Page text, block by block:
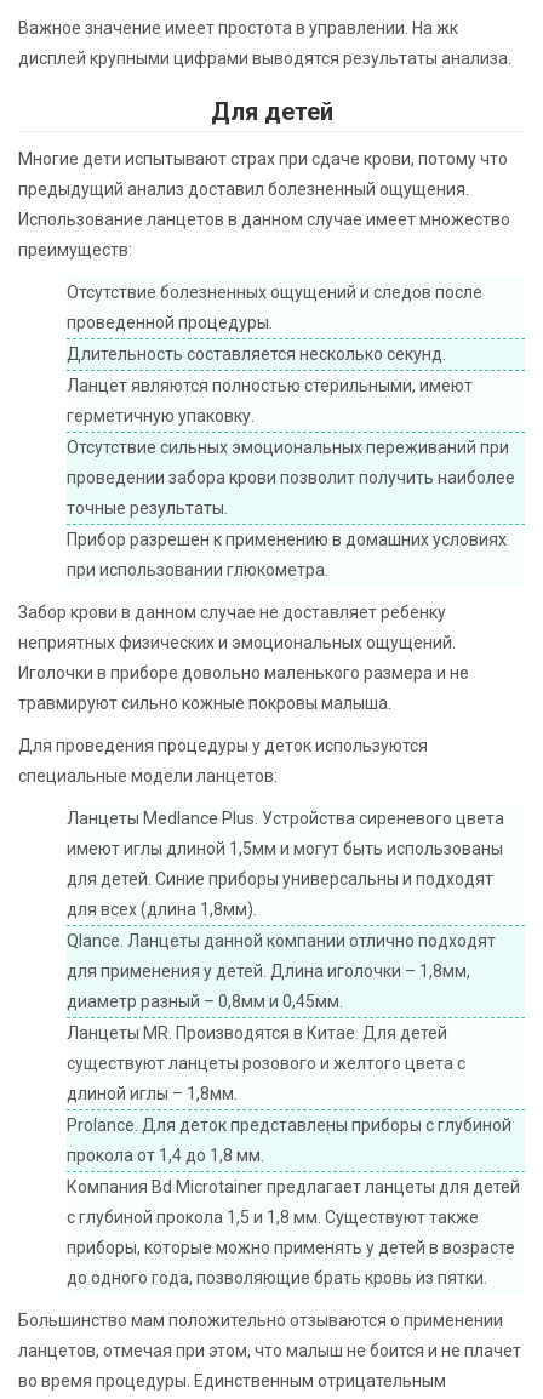
Важное значение имеет простота в управлении. На жк
дисплей крупными цифрами выводятся результаты анализа.
Для детей
Многие дети испытывают страх при сдаче крови, потому что
предыдущий анализ доставил болезненный ощущения.
Использование ланцетов в данном случае имеет множество
преимуществ:
Отсутствие болезненных ощущений и следов после
проведенной процедуры.
Длительность составляется несколько секунд.
Ланцет являются полностью стерильными, имеют
герметичную упаковку.
Отсутствие сильных эмоциональных переживаний при
проведении забора крови позволит получить наиболее
точные результаты.
Прибор разрешен к применению в домашних условиях
при использовании глюкометра.
Забор крови в данном случае не доставляет ребенку
неприятных физических и эмоциональных ощущений.
Иголочки в приборе довольно маленького размера и не
травмируют сильно кожные покровы малыша.
Для проведения процедуры у деток используются
специальные модели ланцетов:
Ланцеты Medlance Plus. Устройства сиреневого цвета
имеют иглы длиной 1,5мм и могут быть использованы
для детей. Синие приборы универсальны и подходят
для всех (длина 1,8мм).
Qlance. Ланцеты данной компании отлично подходят
для применения у детей. Длина иголочки – 1,8мм,
диаметр разный – 0,8мм и 0,45мм.
Ланцеты MR. Производятся в Китае. Для детей
существуют ланцеты розового и желтого цвета с
длиной иглы – 1,8мм.
Prolance. Для деток представлены приборы с глубиной
прокола от 1,4 до 1,8 мм.
Компания Bd Microtainer предлагает ланцеты для детей
с глубиной прокола 1,5 и 1,8 мм. Существуют также
приборы, которые можно применять у детей в возрасте
до одного года, позволяющие брать кровь из пятки.
Большинство мам положительно отзываются о применении
ланцетов, отмечая при этом, что малыш не боится и не плачет
во время процедуры. Единственным отрицательным